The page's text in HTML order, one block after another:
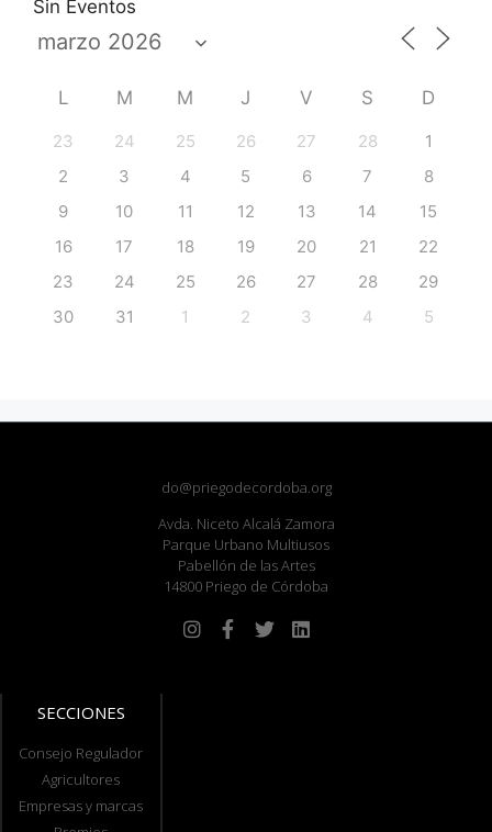
Sin Eventos
L M M J V S D
23 24 25 26 27 28
1
2
3 4 5 6 7
8
9
10 11 12 13 14
15
16
17 18 19 20 21
22
23
24 25 26 27 28
29
30
31 1 2 3 4 5
do@priegodecordoba.org
Avda. Niceto Alcalá Zamora
Parque Urbano Multiusos
Pabellón de las Artes
14800 Priego de Córdoba
SECCIONES
Consejo Regulador
Agricultores
Empresas y marcas